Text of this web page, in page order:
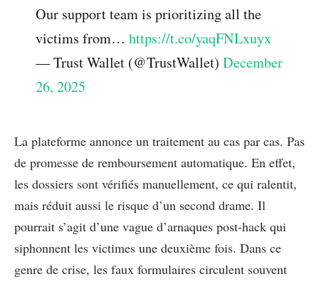
Our support team is prioritizing all the
victims from…https://t.co/yaqFNLxuyx
— Trust Wallet (@TrustWallet)December
26, 2025
La plateforme annonce un traitement au cas par cas. Pas
de promesse de remboursement automatique. En effet,
les dossiers sont vérifiés manuellement, ce qui ralentit,
mais réduit aussi le risque d’un second drame. Il
pourrait s’agit d’une vague d’arnaques post-hack qui
siphonnent les victimes une deuxième fois. Dans ce
genre de crise, les faux formulaires circulent souvent